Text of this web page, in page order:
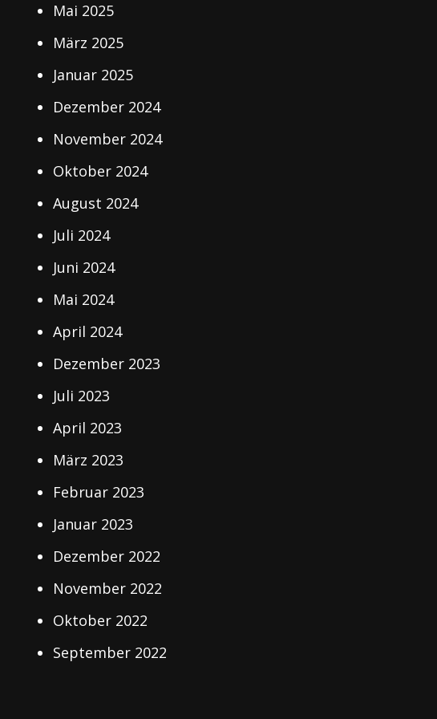
Mai 2025
März 2025
Januar 2025
Dezember 2024
November 2024
Oktober 2024
August 2024
Juli 2024
Juni 2024
Mai 2024
April 2024
Dezember 2023
Juli 2023
April 2023
März 2023
Februar 2023
Januar 2023
Dezember 2022
November 2022
Oktober 2022
September 2022